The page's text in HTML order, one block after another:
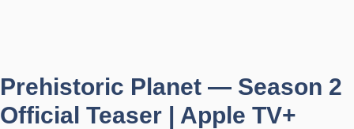
Prehistoric Planet — Season 2
Official Teaser | Apple TV+